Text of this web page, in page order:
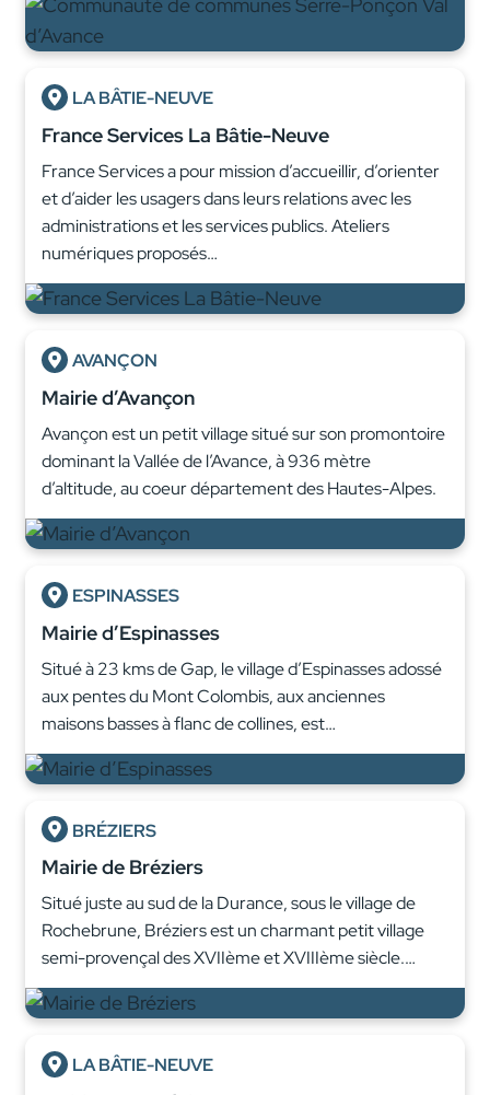
LA BÂTIE-NEUVE
France Services La Bâtie-Neuve
France Services a pour mission d’accueillir, d’orienter
et d’aider les usagers dans leurs relations avec les
administrations et les services publics. Ateliers
numériques proposés…
AVANÇON
Mairie d’Avançon
Avançon est un petit village situé sur son promontoire
dominant la Vallée de l’Avance, à 936 mètre
d’altitude, au coeur département des Hautes-Alpes.
ESPINASSES
Mairie d’Espinasses
Situé à 23 kms de Gap, le village d’Espinasses adossé
aux pentes du Mont Colombis, aux anciennes
maisons basses à flanc de collines, est…
BRÉZIERS
Mairie de Bréziers
Situé juste au sud de la Durance, sous le village de
Rochebrune, Bréziers est un charmant petit village
semi-provençal des XVIIème et XVIIIème siècle.…
LA BÂTIE-NEUVE